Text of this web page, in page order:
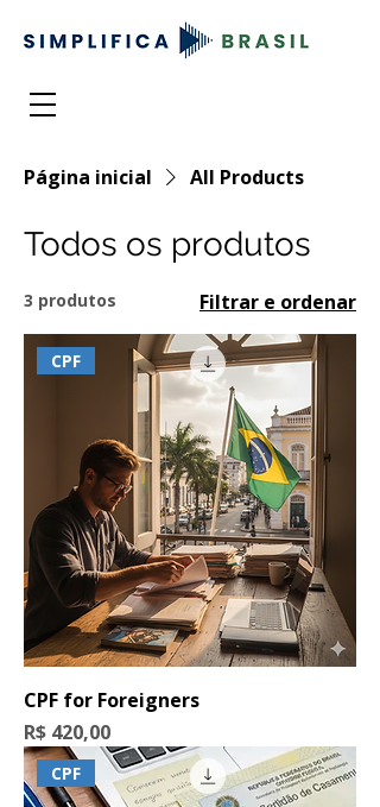
Página inicial All Products
Todos os produtos
3 produtos Filtrar e ordenar
CPF
CPF for Foreigners
Preço
R$ 420,00
CPF